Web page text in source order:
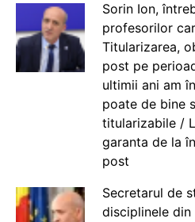
Sorin Ion,
profesorilor
Titularizarea,
post pe
ultimii ani am
poate de bine
titularizabile /
garanta de la
post
Secretarul de
disciplinele